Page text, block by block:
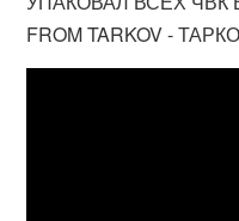
FROM TARKOV -